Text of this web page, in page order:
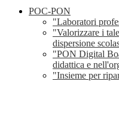
POC-PON
"Laboratori
"Valorizzare i
dispersione
"PON Digital
didattica e
"Insieme per